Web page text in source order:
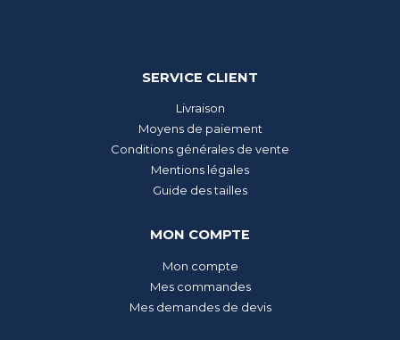
SERVICE CLIENT
Livraison
Moyens de paiement
Conditions générales de vente
Mentions légales
Guide des tailles
MON COMPTE
Mon compte
Mes commandes
Mes demandes de devis